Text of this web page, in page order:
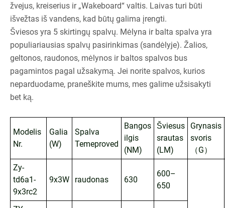
žvejus, kreiserius ir „Wakeboard“ valtis. Laivas turi būti
išvežtas iš vandens, kad būtų galima įrengti.
Šviesos yra 5 skirtingų spalvų. Mėlyna ir balta spalva yra
populiariausias spalvų pasirinkimas (sandėlyje). Žalios,
geltonos, raudonos, mėlynos ir baltos spalvos bus
pagamintos pagal užsakymą. Jei norite spalvos, kurios
neparduodame, praneškite mums, mes galime užsisakyti
bet ką.
Modelis
Nr.
Galia
(W)
Spalva
Temeproved
Bangos
ilgis
(NM)
Šviesus
srautas
(LM)
Grynasis
svoris
（G）
Zy-
td6a1-
9x3rc2
9x3W raudonas 630
600–
650